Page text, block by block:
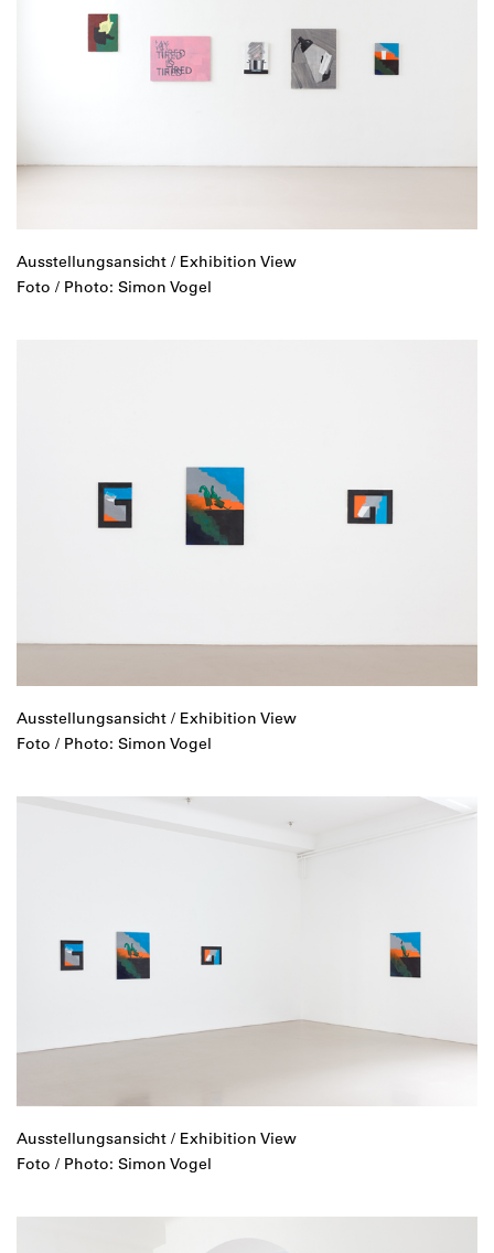
Ausstellungsansicht / Exhibition View
Foto / Photo: Simon Vogel
Ausstellungsansicht / Exhibition View
Foto / Photo: Simon Vogel
Ausstellungsansicht / Exhibition View
Foto / Photo: Simon Vogel